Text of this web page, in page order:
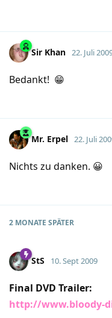
Sir Khan 22. Juli
Bedankt! 😁
Mr.​ Erpel 22. Juli
Nichts zu danken. 😀
2 MONATE SPÄTER
StS 10. Sept 2009
Final DVD Trailer:
http://www.bloody-